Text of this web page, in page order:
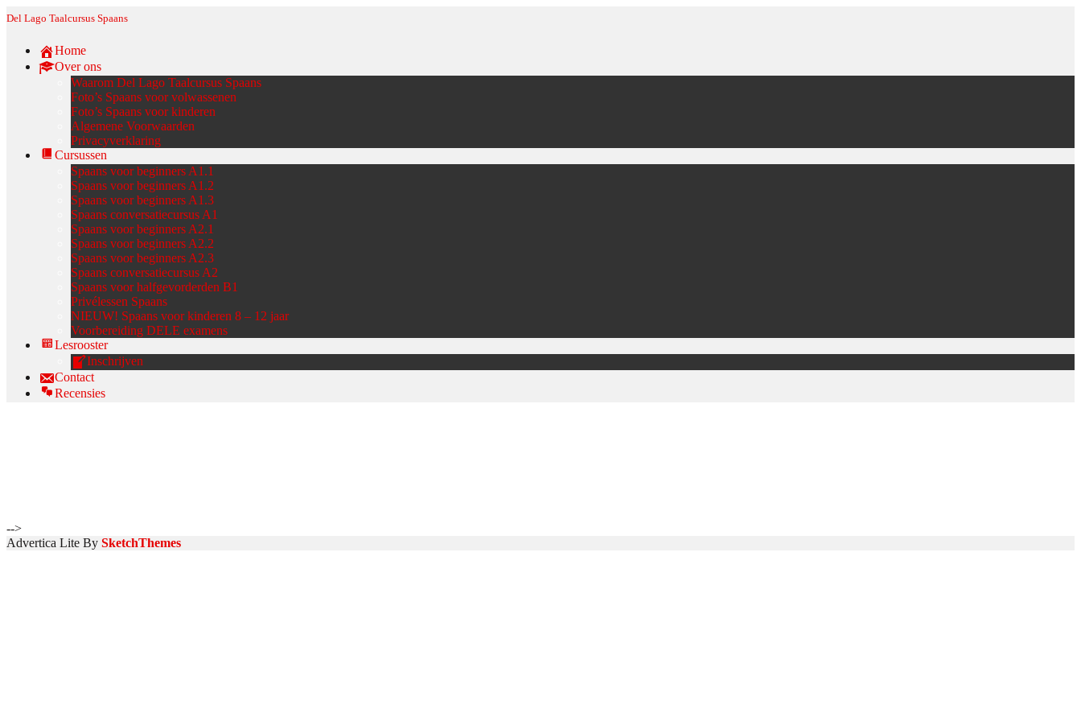
Del Lago Taalcursus Spaans
Home
Over ons
Waarom Del Lago Taalcursus Spaans
Foto’s Spaans voor volwassenen
Foto’s Spaans voor kinderen
Algemene Voorwaarden
Privacyverklaring
Cursussen
Spaans voor beginners A1.1
Spaans voor beginners A1.2
Spaans voor beginners A1.3
Spaans conversatiecursus A1
Spaans voor beginners A2.1
Spaans voor beginners A2.2
Spaans voor beginners A2.3
Spaans conversatiecursus A2
Spaans voor halfgevorderden B1
Privélessen Spaans
NIEUW! Spaans voor kinderen 8 – 12 jaar
Voorbereiding DELE examens
Lesrooster
Inschrijven
Contact
Recensies
-->
Advertica Lite By SketchThemes